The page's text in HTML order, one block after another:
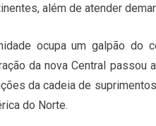
além de atender
ocupa um galpão do
da nova Central
da cadeia de
do Norte.